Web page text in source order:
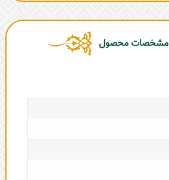
مشخصات محصول